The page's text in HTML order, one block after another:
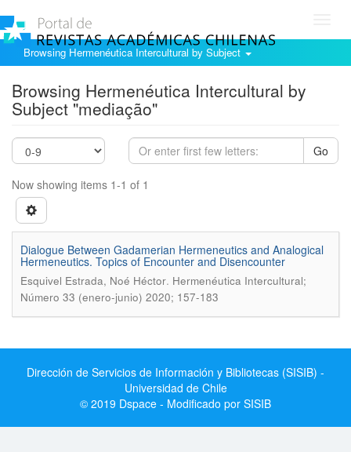
Browsing Hermenéutica Intercultural by Subject
Browsing Hermenéutica Intercultural by
Subject "mediação"
Go
Now showing items 1-1 of 1
Dialogue Between Gadamerian Hermeneutics and Analogical
Hermeneutics. Topics of Encounter and Disencounter
Esquivel Estrada, Noé Héctor. Hermenéutica Intercultural;
Número 33 (enero-junio) 2020; 157-183
Dirección de Servicios de Información y Bibliotecas (SISIB) -
Universidad de Chile
© 2019 Dspace - Modificado por SISIB